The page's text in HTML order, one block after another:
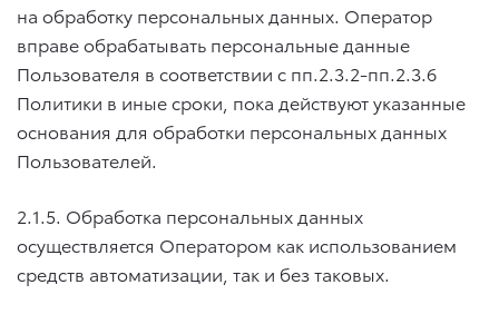
на обработку персональных данных. Оператор
вправе обрабатывать персональные данные
Пользователя в соответствии с пп.2.3.2-пп.2.3.6
Политики в иные сроки, пока действуют указанные
основания для обработки персональных данных
Пользователей.
2.1.5. Обработка персональных данных
осуществляется Оператором как использованием
средств автоматизации, так и без таковых.